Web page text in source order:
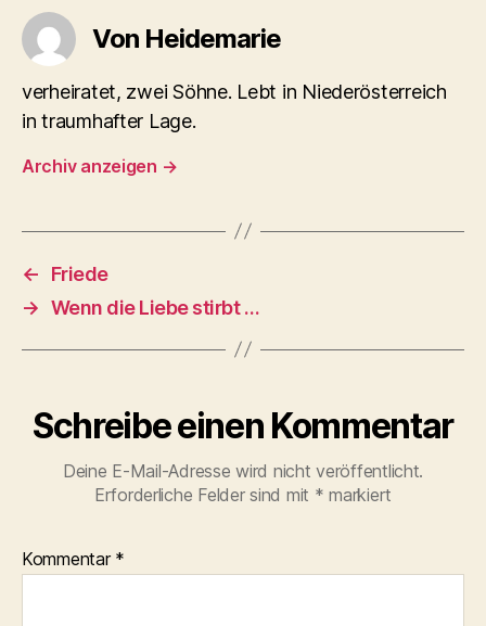
Von Heidemarie
verheiratet, zwei Söhne. Lebt in Niederösterreich
in traumhafter Lage.
Archiv anzeigen →
←
Friede
→ Wenn die Liebe stirbt …
Schreibe einen Kommentar
Deine E-Mail-Adresse wird nicht veröffentlicht.
Erforderliche Felder sind mit * markiert
Kommentar *